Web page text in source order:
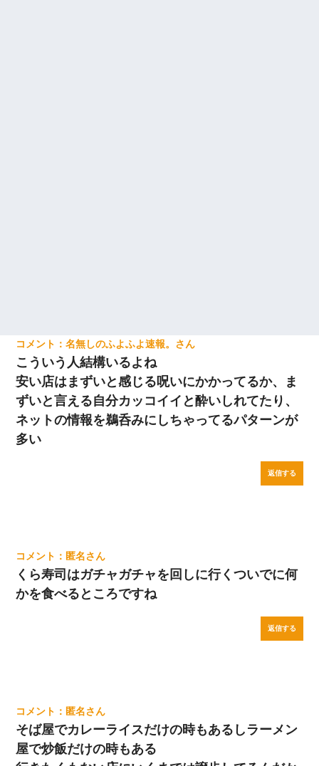
名無しのふよふよ速報。
こういう人結構いるよね
安い店はまずいと感じる呪いにかかってるか、ま
ずいと言える自分カッコイイと酔いしれてたり、
ネットの情報を鵜呑みにしちゃってるパターンが
多い
返信する
匿名
くら寿司はガチャガチャを回しに行くついでに何
かを食べるところですね
返信する
匿名
そば屋でカレーライスだけの時もあるしラーメン
屋で炒飯だけの時もある